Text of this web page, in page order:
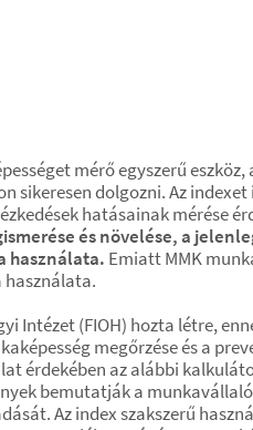
mérő egyszerű
dolgozni. Az
hatásainak mérése
és növelése, a
használata. Emiatt MMK
Intézet (FIOH) hozta létre,
megőrzése és a
érdekében az alábbi
bemutatják a
Az index szakszerű